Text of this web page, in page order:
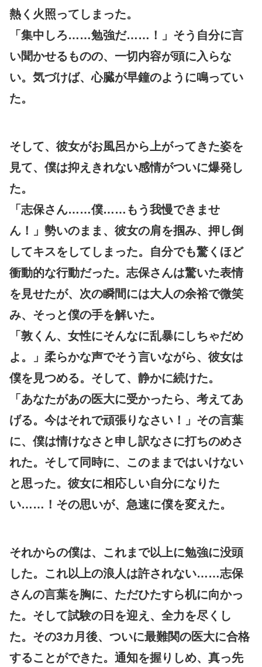
熱く火照ってしまった。
「集中しろ……勉強だ……！」そう自分に言
い聞かせるものの、一切内容が頭に入らな
い。気づけば、心臓が早鐘のように鳴ってい
た。
そして、彼女がお風呂から上がってきた姿を
見て、僕は抑えきれない感情がついに爆発し
た。
「志保さん……僕……もう我慢できませ
ん！」勢いのまま、彼女の肩を掴み、押し倒
してキスをしてしまった。自分でも驚くほど
衝動的な行動だった。志保さんは驚いた表情
を見せたが、次の瞬間には大人の余裕で微笑
み、そっと僕の手を解いた。
「敦くん、女性にそんなに乱暴にしちゃだめ
よ。」柔らかな声でそう言いながら、彼女は
僕を見つめる。そして、静かに続けた。
「あなたがあの医大に受かったら、考えてあ
げる。今はそれで頑張りなさい！」その言葉
に、僕は情けなさと申し訳なさに打ちのめさ
れた。そして同時に、このままではいけない
と思った。彼女に相応しい自分になりた
い……！その思いが、急速に僕を変えた。
それからの僕は、これまで以上に勉強に没頭
した。これ以上の浪人は許されない……志保
さんの言葉を胸に、ただひたすら机に向かっ
た。そして試験の日を迎え、全力を尽くし
た。その3カ月後、ついに最難関の医大に合格
することができた。通知を握りしめ、真っ先